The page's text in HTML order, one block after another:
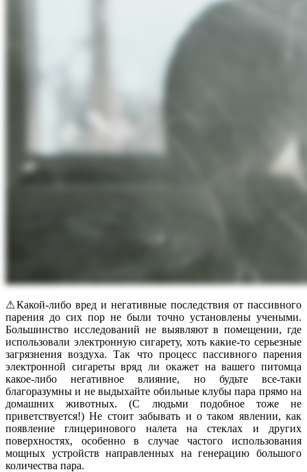
⚠Какой-либо вред и негативные последствия от пассивного
парения до сих пор не были точно установлены учеными.
Большинство исследований не выявляют в помещении, где
использовали электронную сигарету, хоть какие-то серьезные
загрязнения воздуха. Так что процесс пассивного парения
электронной сигареты вряд ли окажет на вашего питомца
какое-либо негативное влияние, но будьте все-таки
благоразумны и не выдыхайте обильные клубы пара прямо на
домашних животных. (С людьми подобное тоже не
приветствуется!) Не стоит забывать и о таком явлении, как
появление глицеринового налета на стеклах и других
поверхностях, особенно в случае частого использования
мощных устройств направленных на генерацию большого
количества пара.